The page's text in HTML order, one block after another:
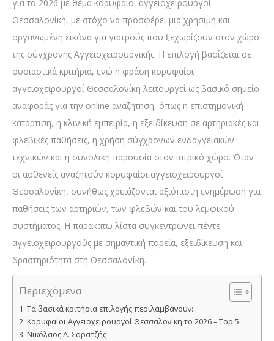
για το 2026 με θέμα κορυφαίοι αγγειοχειρουργοί
Θεσσαλονίκη, με στόχο να προσφέρει μια χρήσιμη και
οργανωμένη εικόνα για γιατρούς που ξεχωρίζουν στον χώρο
της σύγχρονης Αγγειοχειρουργικής. Η επιλογή βασίζεται σε
ουσιαστικά κριτήρια, ενώ η φράση κορυφαίοι
αγγειοχειρουργοί Θεσσαλονίκη λειτουργεί ως βασικό σημείο
αναφοράς για την online αναζήτηση, όπως η επιστημονική
κατάρτιση, η κλινική εμπειρία, η εξειδίκευση σε αρτηριακές και
φλεβικές παθήσεις, η χρήση σύγχρονων ενδαγγειακών
τεχνικών και η συνολική παρουσία στον ιατρικό χώρο. Όταν
οι ασθενείς αναζητούν κορυφαίοι αγγειοχειρουργοί
Θεσσαλονίκη, συνήθως χρειάζονται αξιόπιστη ενημέρωση για
παθήσεις των αρτηριών, των φλεβών και του λεμφικού
συστήματος. Η παρακάτω λίστα συγκεντρώνει πέντε
αγγειοχειρουργούς με σημαντική πορεία, εξειδίκευση και
δραστηριότητα στη Θεσσαλονίκη.
Περιεχόμενα
Τα βασικά κριτήρια επιλογής περιλαμβάνουν:
Κορυφαίοι Αγγειοχειρουργοί Θεσσαλονίκη το 2026 – Top 5
Νικόλαος Α. Σαρατζής